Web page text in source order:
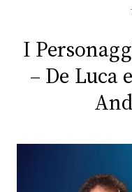
RADIO
PLAYLIST
I
– De Luca